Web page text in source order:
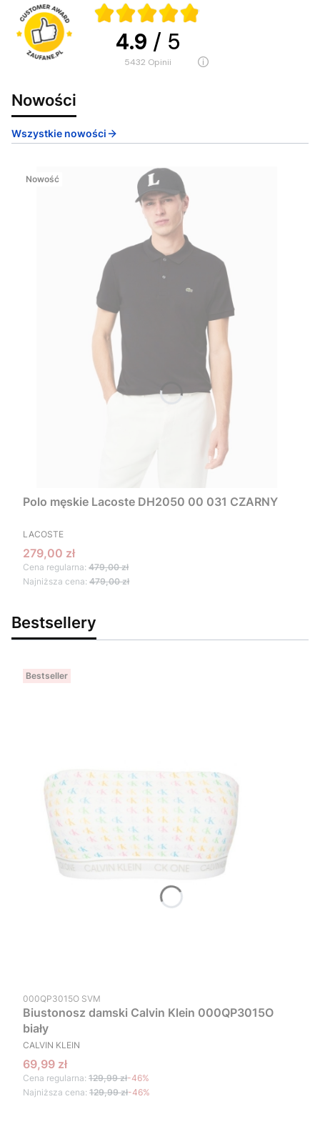
4.9 / 5
5432 opinii
Nowości
Wszystkie nowości
Nowość
Polo męskie Lacoste DH2050 00 031 CZARNY
PRODUCENT
LACOSTE
Cena promocyjna
279,00 zł
Cena regularna: 479,00 zł
Najniższa cena: 479,00 zł
Bestsellery
Bestseller
Kod produktu
000QP3015O SVM
Biustonosz damski Calvin Klein 000QP3015O
biały
PRODUCENT
CALVIN KLEIN
Cena promocyjna
69,99 zł
Cena regularna: 129,99 zł-46%
Najniższa cena: 129,99 zł-46%